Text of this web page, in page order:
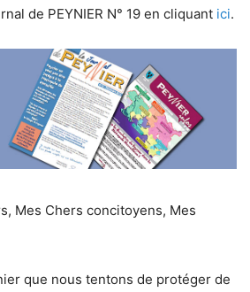
de PEYNIER N° 19 en cliquant ici.
Mes Chers concitoyens, Mes
que nous tentons de protéger de